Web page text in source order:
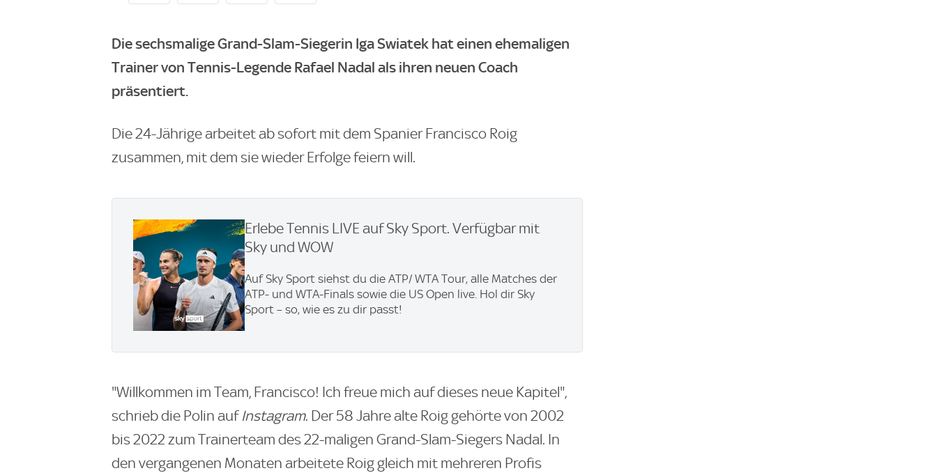
Die sechsmalige Grand-Slam-Siegerin Iga Swiatek hat einen ehemaligen
Trainer von Tennis-Legende Rafael Nadal als ihren neuen Coach
präsentiert.
Die 24-Jährige arbeitet ab sofort mit dem Spanier Francisco Roig
zusammen, mit dem sie wieder Erfolge feiern will.
Erlebe Tennis LIVE auf Sky Sport. Verfügbar mit
Sky und WOW
Auf Sky Sport siehst du die ATP/ WTA Tour, alle Matches der
ATP- und WTA-Finals sowie die US Open live. Hol dir Sky
Sport – so, wie es zu dir passt!
"Willkommen im Team, Francisco! Ich freue mich auf dieses neue Kapitel",
schrieb die Polin auf Instagram. Der 58 Jahre alte Roig gehörte von 2002
bis 2022 zum Trainerteam des 22-maligen Grand-Slam-Siegers Nadal. In
den vergangenen Monaten arbeitete Roig gleich mit mehreren Profis